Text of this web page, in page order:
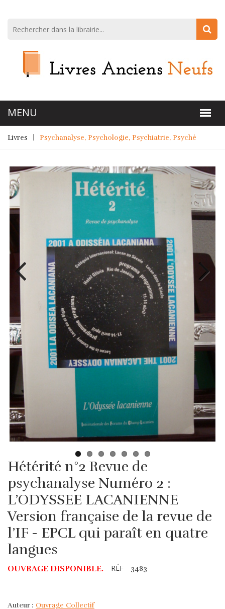
Livres Psychanalyse, Psychologie, Psychiatrie, Psyché
Hétérité n°2 Revue de
psychanalyse Numéro 2 :
L’ODYSSEE LACANIENNE
Version française de la revue de
l’IF - EPCL qui paraît en quatre
langues
OUVRAGE DISPONIBLE. RÉF 3483
Auteur : Ouvrage Collectif